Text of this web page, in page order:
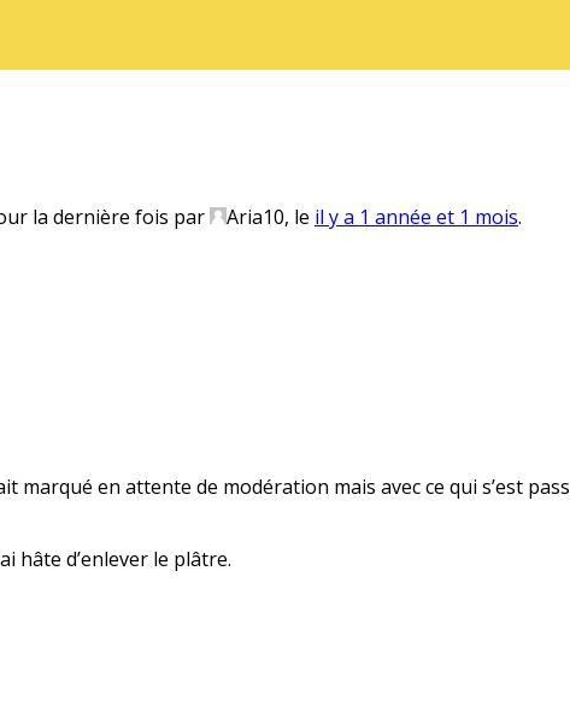
la dernière fois par Aria10, le il y a 1 année et 1 mois.
marqué en attente de modération mais avec ce qui s’est
hâte d’enlever le plâtre.